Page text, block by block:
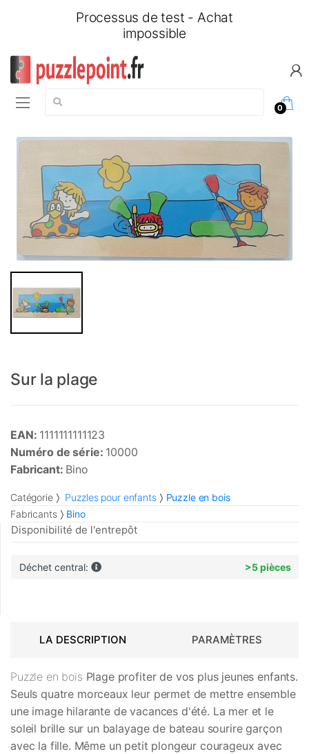
Processus de test - Achat
impossible
Chercher:
0
Sur la plage
EAN: 1111111111123
Numéro de série: 10000
Fabricant: Bino
Catégorie Puzzles pour enfants
Puzzle en bois
Fabricants
Bino
Disponibilité de l'entrepôt
Déchet central: >5 pièces
LA DESCRIPTION PARAMÈTRES
Puzzle en bois Plage profiter de vos plus jeunes enfants.
Seuls quatre morceaux leur permet de mettre ensemble
une image hilarante de vacances d'été. La mer et le
soleil brille sur un balayage de bateau sourire garçon
avec la fille. Même un petit plongeur courageux avec